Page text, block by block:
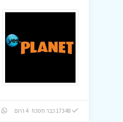
17348 כבר חסכו! 4 היום